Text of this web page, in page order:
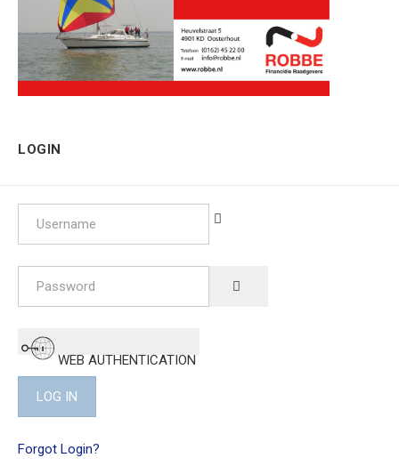
LOGIN
WEB AUTHENTICATION
LOG IN
Forgot Login?